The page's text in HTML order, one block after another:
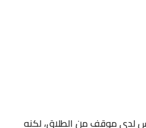
لدي موقف من الطلاق، لكنه